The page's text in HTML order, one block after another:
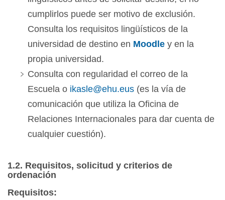
cumplirlos puede ser motivo de exclusión.
Consulta los requisitos lingüísticos de la
universidad de destino en Moodle y en la
propia universidad.
Consulta con regularidad el correo de la
Escuela o ikasle@ehu.eus (es la vía de
comunicación que utiliza la Oficina de
Relaciones Internacionales para dar cuenta de
cualquier cuestión).
1.2. Requisitos, solicitud y criterios de
ordenación
Requisitos: